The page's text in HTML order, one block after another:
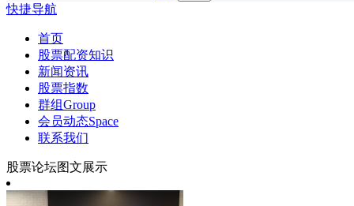
快捷导航
首页
股票配资知识
新闻资讯
股票指数
群组Group
会员动态Space
联系我们
股票论坛图文展示